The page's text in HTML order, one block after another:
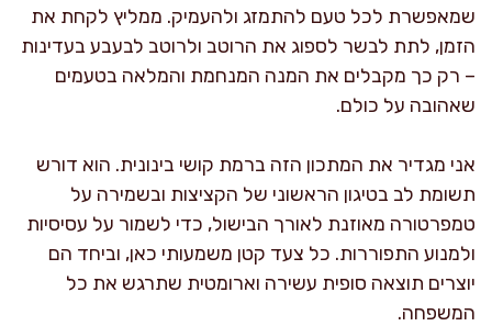
שמאפשרת לכל טעם להתמזג ולהעמיק. ממליץ לקחת את
הזמן, לתת לבשר לספוג את הרוטב ולרוטב לבעבע בעדינות
– רק כך מקבלים את המנה המנחמת והמלאה בטעמים
שאהובה על כולם.
אני מגדיר את המתכון הזה ברמת קושי בינונית. הוא דורש
תשומת לב בטיגון הראשוני של הקציצות ובשמירה על
טמפרטורה מאוזנת לאורך הבישול, כדי לשמור על עסיסיות
ולמנוע התפוררות. כל צעד קטן משמעותי כאן, וביחד הם
יוצרים תוצאה סופית עשירה וארומטית שתרגש את כל
המשפחה.